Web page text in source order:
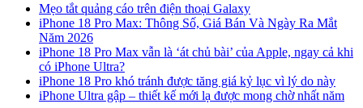
Mẹo tắt quảng cáo trên điện thoại Galaxy
iPhone 18 Pro Max: Thông Số, Giá Bán Và Ngày Ra Mắt
Năm 2026
iPhone 18 Pro Max vẫn là ‘át chủ bài’ của Apple, ngay cả khi
có iPhone Ultra?
iPhone 18 Pro khó tránh được tăng giá kỷ lục vì lý do này
iPhone Ultra gập – thiết kế mới lạ được mong chờ nhất năm